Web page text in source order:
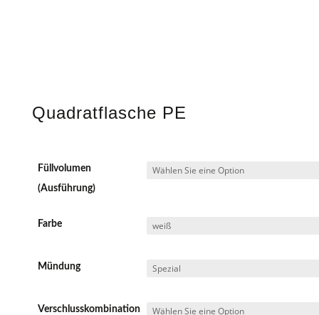
Quadratflasche PE
Füllvolumen
(Ausführung)
Farbe
Mündung
Verschlusskombination